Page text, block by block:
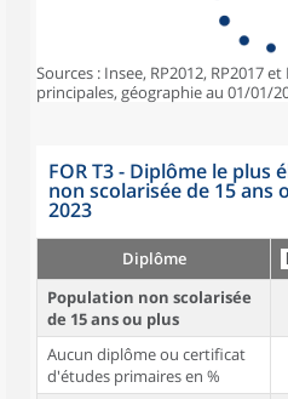
Sources : Insee, RP2012, RP2017
principales, géographie au 01/01/
FOR T3 - Diplôme le plus
non scolarisée de 15 ans
2023
Diplôme
Population non scolarisée
de 15 ans ou plus
Aucun diplôme ou certificat
d'études primaires en %